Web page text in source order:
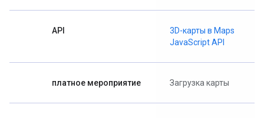
API
3D-карты в Maps
JavaScript API
платное мероприятие Загрузка карты